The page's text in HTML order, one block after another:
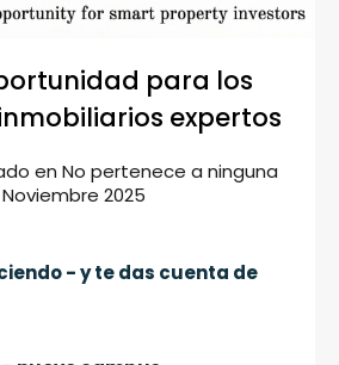
para los
expertos
en No pertenece a ninguna
2025
- y te das cuenta de